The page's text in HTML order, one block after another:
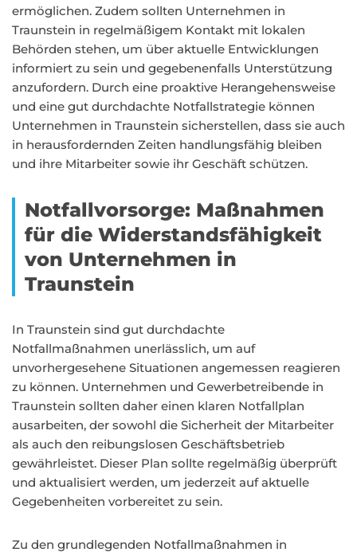
ermöglichen. Zudem sollten Unternehmen in
Traunstein in regelmäßigem Kontakt mit lokalen
Behörden stehen, um über aktuelle Entwicklungen
informiert zu sein und gegebenenfalls Unterstützung
anzufordern. Durch eine proaktive Herangehensweise
und eine gut durchdachte Notfallstrategie können
Unternehmen in Traunstein sicherstellen, dass sie auch
in herausfordernden Zeiten handlungsfähig bleiben
und ihre Mitarbeiter sowie ihr Geschäft schützen.
Notfallvorsorge: Maßnahmen
für die Widerstandsfähigkeit
von Unternehmen in
Traunstein
In Traunstein sind gut durchdachte
Notfallmaßnahmen unerlässlich, um auf
unvorhergesehene Situationen angemessen reagieren
zu können. Unternehmen und Gewerbetreibende in
Traunstein sollten daher einen klaren Notfallplan
ausarbeiten, der sowohl die Sicherheit der Mitarbeiter
als auch den reibungslosen Geschäftsbetrieb
gewährleistet. Dieser Plan sollte regelmäßig überprüft
und aktualisiert werden, um jederzeit auf aktuelle
Gegebenheiten vorbereitet zu sein.
Zu den grundlegenden Notfallmaßnahmen in